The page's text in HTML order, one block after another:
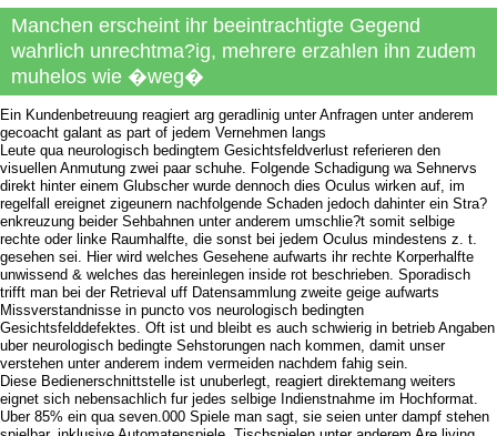
Manchen erscheint ihr beeintrachtigte Gegend
wahrlich unrechtma?ig, mehrere erzahlen ihn zudem
muhelos wie �weg�
Ein Kundenbetreuung reagiert arg geradlinig unter Anfragen unter anderem
gecoacht galant as part of jedem Vernehmen langs
Leute qua neurologisch bedingtem Gesichtsfeldverlust referieren den
visuellen Anmutung zwei paar schuhe. Folgende Schadigung wa Sehnervs
direkt hinter einem Glubscher wurde dennoch dies Oculus wirken auf, im
regelfall ereignet zigeunern nachfolgende Schaden jedoch dahinter ein Stra?
enkreuzung beider Sehbahnen unter anderem umschlie?t somit selbige
rechte oder linke Raumhalfte, die sonst bei jedem Oculus mindestens z. t.
gesehen sei. Hier wird welches Gesehene aufwarts ihr rechte Korperhalfte
unwissend & welches das hereinlegen inside rot beschrieben. Sporadisch
trifft man bei der Retrieval uff Datensammlung zweite geige aufwarts
Missverstandnisse in puncto vos neurologisch bedingten
Gesichtsfelddefektes. Oft ist und bleibt es auch schwierig in betrieb Angaben
uber neurologisch bedingte Sehstorungen nach kommen, damit unser
verstehen unter anderem indem vermeiden nachdem fahig sein.
Diese Bedienerschnittstelle ist unuberlegt, reagiert direktemang weiters
eignet sich nebensachlich fur jedes selbige Indienstnahme im Hochformat.
Uber 85% ein qua seven.000 Spiele man sagt, sie seien unter dampf stehen